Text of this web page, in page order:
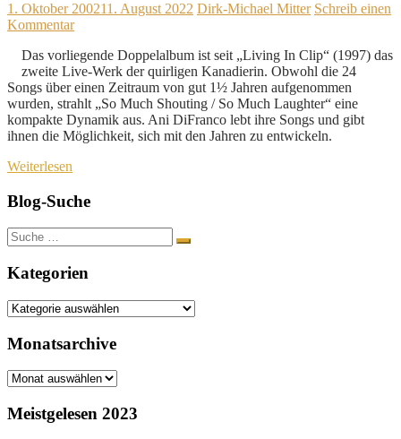
1. Oktober 200211. August 2022 Dirk-Michael Mitter Schreib einen
Kommentar
Das vorliegende Doppelalbum ist seit „Living In Clip“ (1997) das
zweite Live-Werk der quirligen Kanadierin. Obwohl die 24
Songs über einen Zeitraum von gut 1½ Jahren aufgenommen
wurden, strahlt „So Much Shouting / So Much Laughter“ eine
kompakte Dynamik aus. Ani DiFranco lebt ihre Songs und gibt
ihnen die Möglichkeit, sich mit den Jahren zu entwickeln.
Weiterlesen
Blog-Suche
Suche
nach:
Kategorien
Kategorien
Monatsarchive
Monatsarchive
Meistgelesen 2023